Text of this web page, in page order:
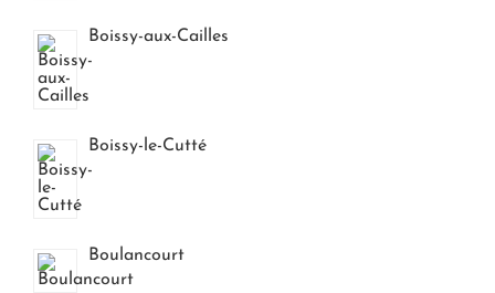
Boissy-aux-Cailles
Boissy-le-Cutté
Boulancourt